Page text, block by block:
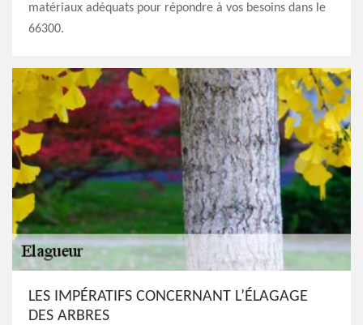
matériaux adéquats pour répondre à vos besoins dans le
66300.
LES IMPÉRATIFS CONCERNANT L’ÉLAGAGE
DES ARBRES